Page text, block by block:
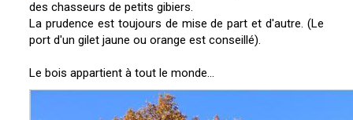
des chasseurs de petits gibiers.
La prudence est toujours de mise de part et d'autre. (Le
port d'un gilet jaune ou orange est conseillé).
Le bois appartient à tout le monde...